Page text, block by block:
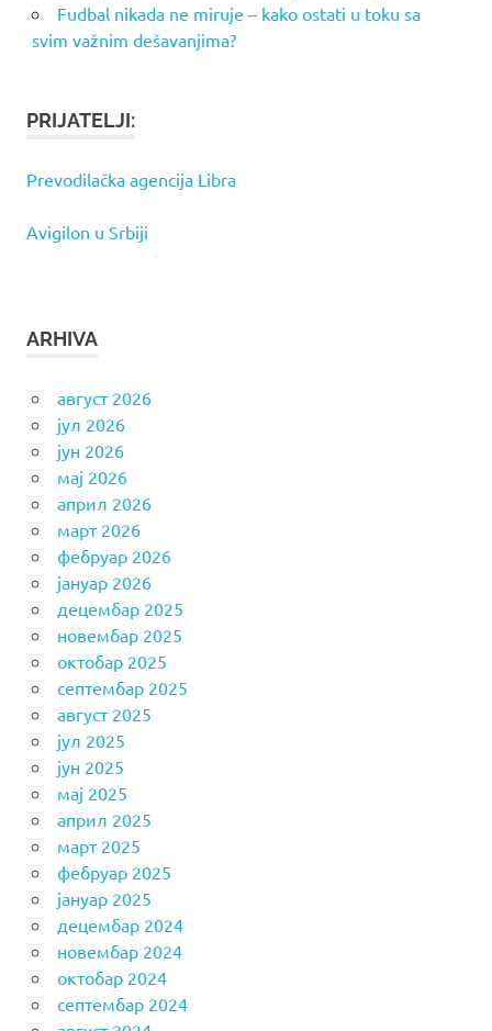
Fudbal nikada ne miruje – kako ostati u toku sa
svim važnim dešavanjima?
PRIJATELJI:
Prevodilačka agencija Libra
Avigilon u Srbiji
ARHIVA
август 2026
јул 2026
јун 2026
мај 2026
април 2026
март 2026
фебруар 2026
јануар 2026
децембар 2025
новембар 2025
октобар 2025
септембар 2025
август 2025
јул 2025
јун 2025
мај 2025
април 2025
март 2025
фебруар 2025
јануар 2025
децембар 2024
новембар 2024
октобар 2024
септембар 2024